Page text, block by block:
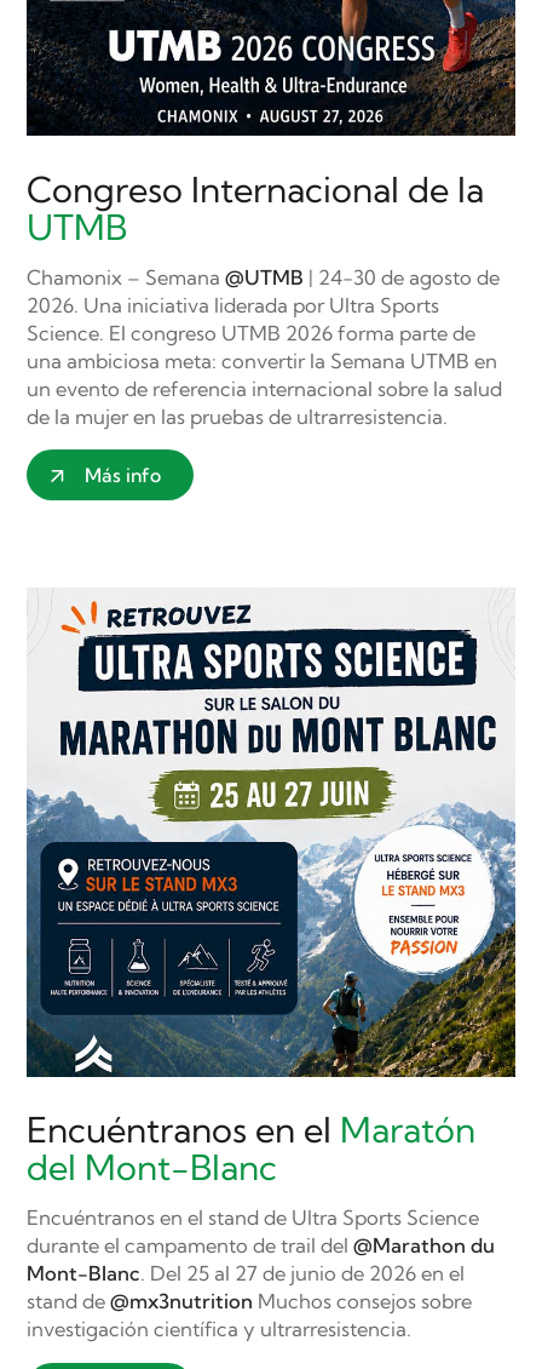
Congreso Internacional de la
UTMB
Chamonix – Semana@UTMB | 24-30 de agosto de
2026. Una iniciativa liderada por Ultra Sports
Science. El congreso UTMB 2026 forma parte de
una ambiciosa meta: convertir la Semana UTMB en
un evento de referencia internacional sobre la salud
de la mujer en las pruebas de ultrarresistencia.
Más info
Encuéntranos en el Maratón
del Mont-Blanc
Encuéntranos en el stand de Ultra Sports Science
durante el campamento de trail del@Marathon du
Mont-Blanc. Del 25 al 27 de junio de 2026 en el
stand de@mx3nutrition Muchos consejos sobre
investigación científica y ultrarresistencia.